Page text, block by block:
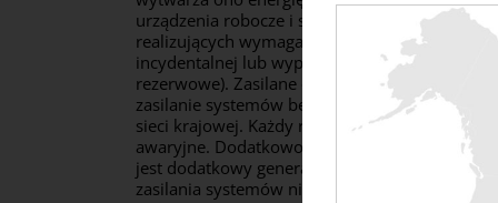
urządzenia robocze i stałe), ale także zapewnić
realizujących wymagane funkcje
incydentalnej lub wypadkowej w instalacji
rezerwowe). Zasilane olejem napędowym
zasilanie systemów bezpieczeństwa reaktora
sieci krajowej. Każdy reaktor jądrowy
awaryjne. Dodatkowo dla wszystkich
jest dodatkowy generator. Każda z tych
zasilania systemów niezbędnych do